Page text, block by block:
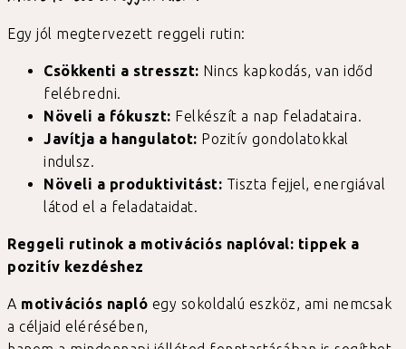
Egy jól megtervezett reggeli rutin:
Csökkenti a stresszt: Nincs kapkodás, van időd
felébredni.
Növeli a fókuszt: Felkészít a nap feladataira.
Javítja a hangulatot: Pozitív gondolatokkal
indulsz.
Növeli a produktivitást: Tiszta fejjel, energiával
látod el a feladataidat.
Reggeli rutinok a motivációs naplóval: tippek a
pozitív kezdéshez
A motivációs napló egy sokoldalú eszköz, ami nemcsak
a céljaid elérésében,